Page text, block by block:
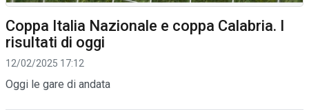
Coppa Italia Nazionale e coppa Calabria. I
risultati di oggi
12/02/2025 17:12
Oggi le gare di andata